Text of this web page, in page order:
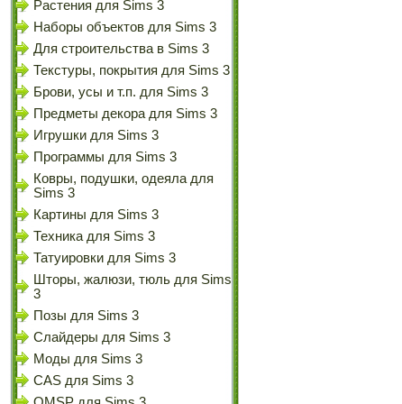
Растения для Sims 3
Наборы объектов для Sims 3
Для строительства в Sims 3
Текстуры, покрытия для Sims 3
Брови, усы и т.п. для Sims 3
Предметы декора для Sims 3
Игрушки для Sims 3
Программы для Sims 3
Ковры, подушки, одеяла для
Sims 3
Картины для Sims 3
Техника для Sims 3
Татуировки для Sims 3
Шторы, жалюзи, тюль для Sims
3
Позы для Sims 3
Слайдеры для Sims 3
Моды для Sims 3
CAS для Sims 3